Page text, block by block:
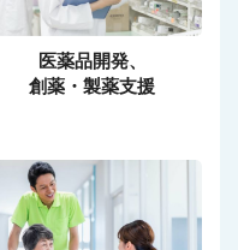
医薬品開発、
創薬・製薬支援